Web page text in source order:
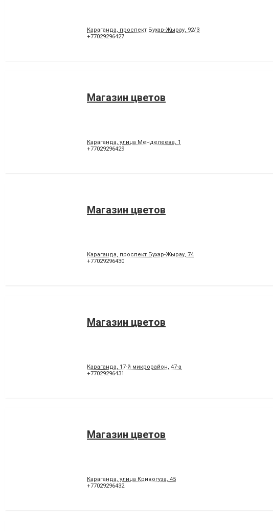
Караганда, проспект Бухар-Жырау, 92/3
+77029296427
Магазин цветов
Караганда, улица Менделеева, 1
+77029296429
Магазин цветов
Караганда, проспект Бухар-Жырау, 74
+77029296430
Магазин цветов
Караганда, 17-й микрорайон, 47-а
+77029296431
Магазин цветов
Караганда, улица Кривогуза, 45
+77029296432